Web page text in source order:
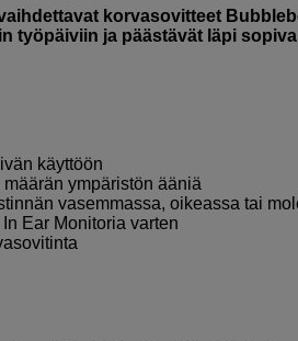
korvasovitteet
työpäiviin ja päästävät läpi
käyttöön
ympäristön ääniä
vasemmassa, oikeassa tai
Ear Monitoria varten